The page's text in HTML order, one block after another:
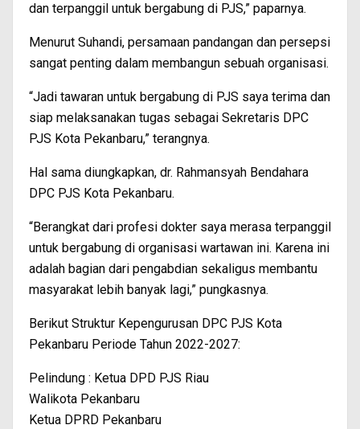
dan terpanggil untuk bergabung di PJS,” paparnya.
Menurut Suhandi, persamaan pandangan dan persepsi
sangat penting dalam membangun sebuah organisasi.
“Jadi tawaran untuk bergabung di PJS saya terima dan
siap melaksanakan tugas sebagai Sekretaris DPC
PJS Kota Pekanbaru,” terangnya.
Hal sama diungkapkan, dr. Rahmansyah Bendahara
DPC PJS Kota Pekanbaru.
“Berangkat dari profesi dokter saya merasa terpanggil
untuk bergabung di organisasi wartawan ini. Karena ini
adalah bagian dari pengabdian sekaligus membantu
masyarakat lebih banyak lagi,” pungkasnya.
Berikut Struktur Kepengurusan DPC PJS Kota
Pekanbaru Periode Tahun 2022-2027:
Pelindung : Ketua DPD PJS Riau
Walikota Pekanbaru
Ketua DPRD Pekanbaru